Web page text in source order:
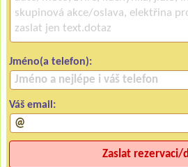
Jméno(a telefon):
Váš email: